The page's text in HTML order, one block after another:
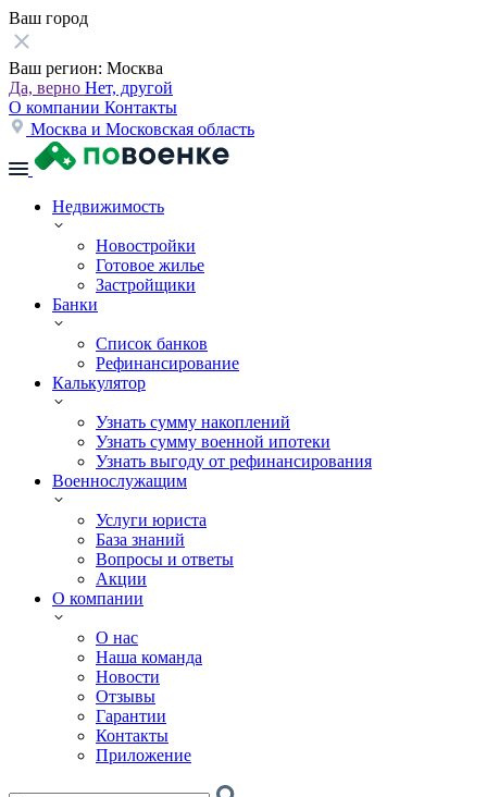
Ваш город
Ваш регион: Москва
Да, верно Нет, другой
О компании Контакты
Москва и Московская область
Недвижимость
Новостройки
Готовое жилье
Застройщики
Банки
Список банков
Рефинансирование
Калькулятор
Узнать сумму накоплений
Узнать сумму военной ипотеки
Узнать выгоду от рефинансирования
Военнослужащим
Услуги юриста
База знаний
Вопросы и ответы
Акции
О компании
О нас
Наша команда
Новости
Отзывы
Гарантии
Контакты
Приложение